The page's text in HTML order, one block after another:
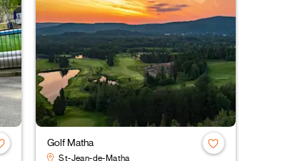
Golf Matha
St-Jean-de-Matha